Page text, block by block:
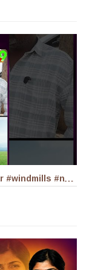
పొలం ఇవ్వడానికి సిద్ధం..? - ఎద్దులదొడ్డి రైతు #solar #windmills #naralokesh #solarenergy